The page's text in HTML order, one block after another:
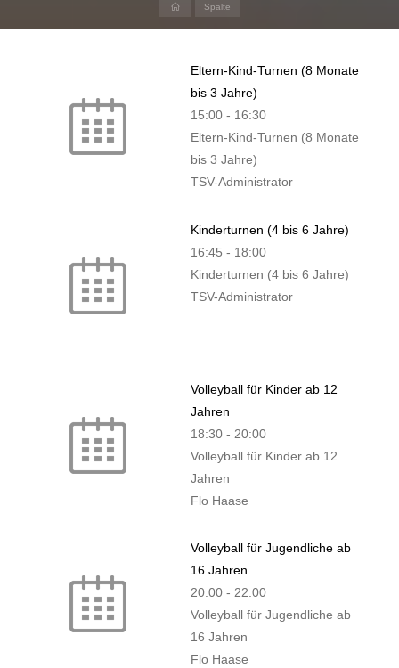
HomeSpalte
Eltern-Kind-Turnen (8 Monate
bis 3 Jahre)
15:00 - 16:30
Eltern-Kind-Turnen (8 Monate
bis 3 Jahre)
TSV-Administrator
Kinderturnen (4 bis 6 Jahre)
16:45 - 18:00
Kinderturnen (4 bis 6 Jahre)
TSV-Administrator
Volleyball für Kinder ab 12
Jahren
18:30 - 20:00
Volleyball für Kinder ab 12
Jahren
Flo Haase
Volleyball für Jugendliche ab
16 Jahren
20:00 -22:00
Volleyball für Jugendliche ab
16 Jahren
Flo Haase